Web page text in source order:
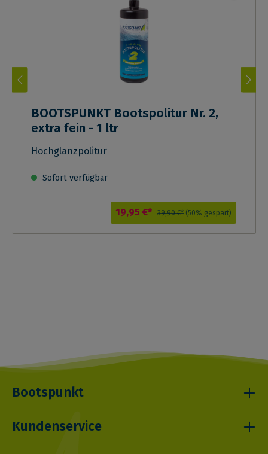
BOOTSPUNKT Bootspolitur Nr. 2,
extra fein - 1 ltr
Hochglanzpolitur
Sofort verfügbar
19,95 €* 39,90 €* (50% gespart)
Bootspunkt
Kundenservice